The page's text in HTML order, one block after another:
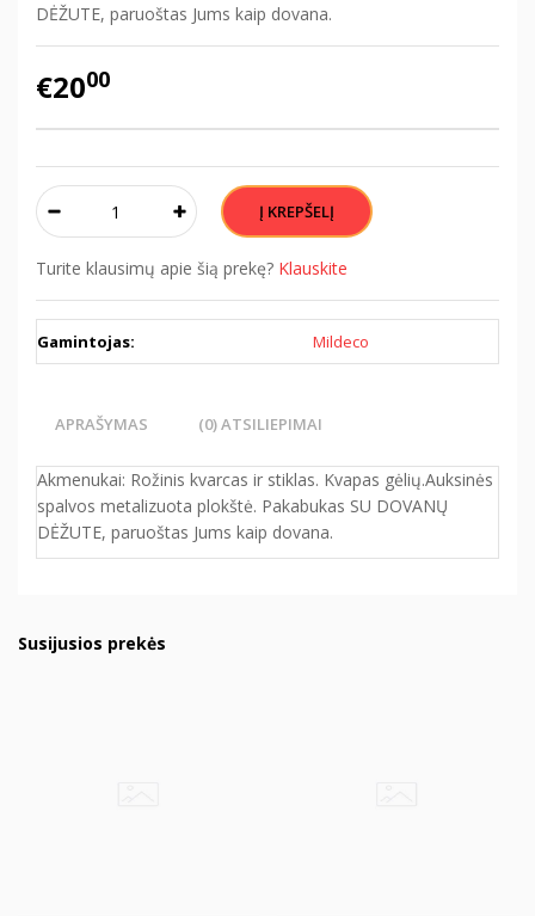
DĖŽUTE, paruoštas Jums kaip dovana.
€2000
Turite klausimų apie šią prekę? Klauskite
Gamintojas: Mildeco
APRAŠYMAS (0) ATSILIEPIMAI
Akmenukai: Rožinis kvarcas ir stiklas. Kvapas gėlių.Auksinės
spalvos metalizuota plokštė. Pakabukas SU DOVANŲ
DĖŽUTE, paruoštas Jums kaip dovana.
Susijusios prekės